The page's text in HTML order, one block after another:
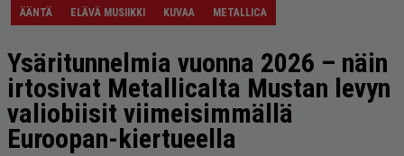
ÄÄNTÄ ELÄVÄ MUSIIKKI KUVAA METALLICA
Ysäritunnelmia vuonna 2026 – näin
irtosivat Metallicalta Mustan levyn
valiobiisit viimeisimmällä
Euroopan-kiertueella